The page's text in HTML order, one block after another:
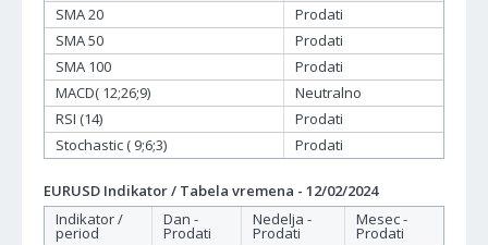
SMA 20
Prodati
SMA 50
Prodati
SMA 100
Prodati
MACD( 12;26;9)
Neutralno
RSI (14)
Prodati
Stochastic ( 9;6;3)
Prodati
EURUSD Indikator / Tabela vremena - 12/02/2024
Indikator /
period
Dan -
Prodati
Nedelja -
Prodati
Mesec -
Prodati